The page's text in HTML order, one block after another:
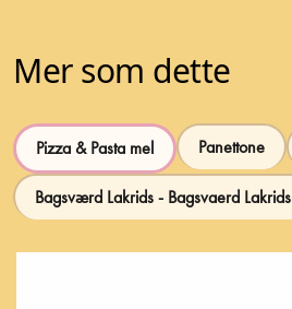
Mer som dette
Pizza & Pasta mel Panettone
Bagsværd Lakrids - Bagsvaerd Lakrids